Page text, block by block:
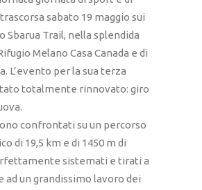
sabato 19 maggio sui
Sbarua Trail, nella splendida
Melano Casa Canada e di
L’evento per la sua terza
totalmente rinnovato: giro
confrontati su un percorso
di 19,5 km e di 1450 m di
sistemati e tirati a
ad un grandissimo lavoro dei